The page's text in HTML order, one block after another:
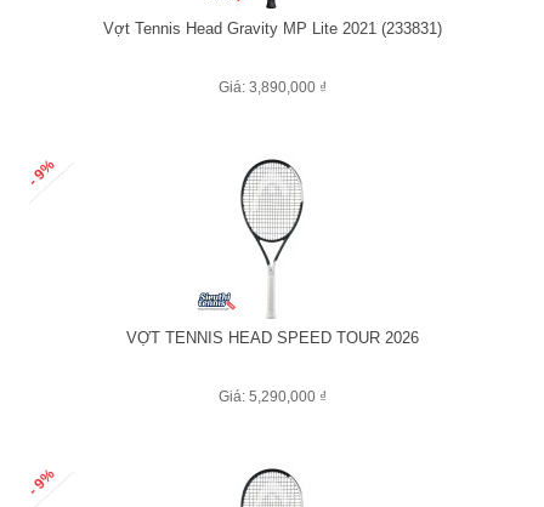
Vợt Tennis Head Gravity MP Lite 2021 (233831)
Giá: 3,890,000 ₫
- 9%
VỢT TENNIS HEAD SPEED TOUR 2026
Giá: 5,290,000 ₫
- 9%